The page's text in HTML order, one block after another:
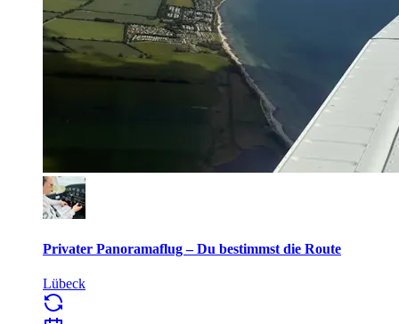
Privater Panoramaflug – Du bestimmst die Route
Lübeck